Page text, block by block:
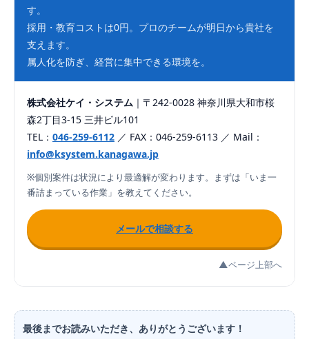
す。
採用・教育コストは0円。プロのチームが明日から貴社を
支えます。
属人化を防ぎ、経営に集中できる環境を。
株式会社ケイ・システム ｜〒242-0028 神奈川県大和市桜
森2丁目3-15 三井ビル101
TEL： 046-259-6112 ／ FAX：046-259-6113 ／ Mail：
info@ksystem.kanagawa.jp
※個別案件は状況により最適解が変わります。まずは「いま一
番詰まっている作業」を教えてください。
メールで相談する
▲ページ上部へ
最後までお読みいただき、ありがとうございます！